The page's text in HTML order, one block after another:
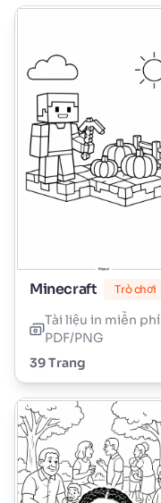
Minecraft Trò chơi
Tài liệu in miễn phí
PDF/PNG
39 Trang